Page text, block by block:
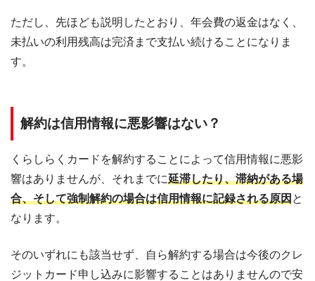
ただし、先ほども説明したとおり、年会費の返金はなく、
未払いの利用残高は完済まで支払い続けることになりま
す。
解約は信用情報に悪影響はない？
くらしらくカードを解約することによって信用情報に悪影
響はありませんが、それまでに延滞したり、滞納がある場
合、そして強制解約の場合は信用情報に記録される原因と
なります。
そのいずれにも該当せず、自ら解約する場合は今後のクレ
ジットカード申し込みに影響することはありませんので安